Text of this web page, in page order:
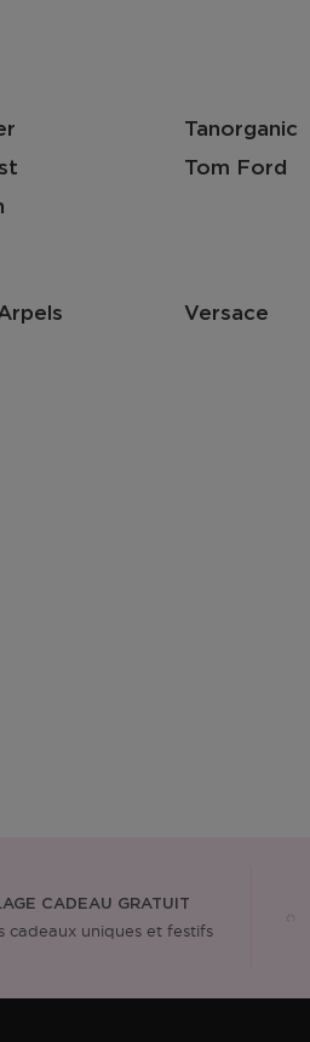
Tanorganic
Tom Ford
Versace
CADEAU GRATUIT
cadeaux uniques et festifs